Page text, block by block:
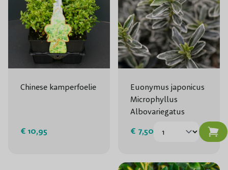
Chinese kamperfoelie
€ 10,95
Euonymus japonicus
Microphyllus
Albovariegatus
€ 7,50